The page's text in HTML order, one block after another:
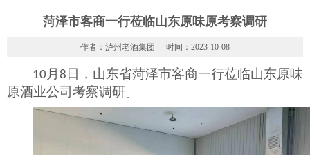
菏泽市客商一行莅临山东原味原考察调研
作者：泸州老酒集团 时间：2023-10-08
10 月 8 日， 山东省菏泽市客商一行莅临山东原味
原酒业公司考察调研。